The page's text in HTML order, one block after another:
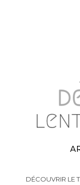
DÉCOUVRIR LE